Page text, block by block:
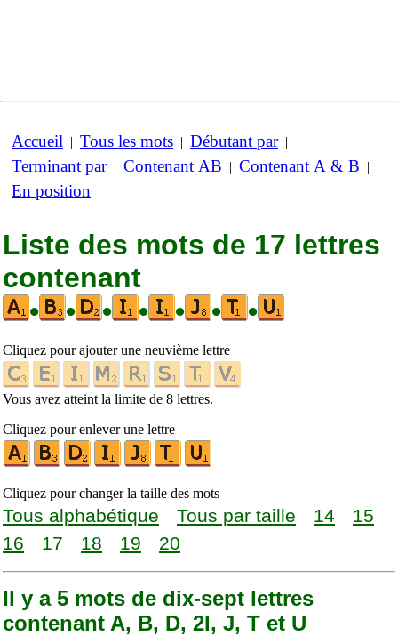
Accueil | Tous les mots | Débutant par|
Terminant par| Contenant AB | Contenant A & B |
En position
Liste des mots de 17 lettres
contenant
•
• • • • • •
Cliquez pour ajouter une neuvième lettre
Vous avez atteint la limite de 8 lettres.
Cliquez pour enlever une lettre
Cliquez pour changer la taille des mots
Tous alphabétique Tous par taille 14
15
16
17 18 19 20
Il y a 5 mots de dix-sept lettres
contenant A, B, D, 2I, J, T et U